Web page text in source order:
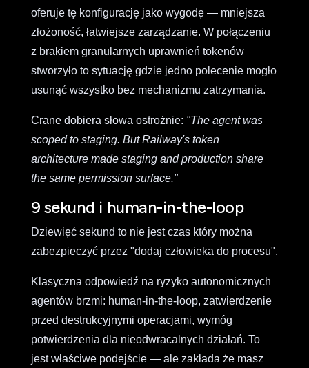
oferuje tę konfigurację jako wygodę — mniejsza
złożoność, łatwiejsze zarządzanie. W połączeniu
z brakiem granularnych uprawnień tokenów
stworzyło to sytuację gdzie jedno polecenie mogło
usunąć wszystko bez mechanizmu zatrzymania.
Crane dobiera słowa ostrożnie: "The agent was
scoped to staging. But Railway's token
architecture made staging and production share
the same permission surface."
9 sekund i human-in-the-loop
Dziewięć sekund to nie jest czas który można
zabezpieczyć przez "dodaj człowieka do procesu".
Klasyczna odpowiedź na ryzyko autonomicznych
agentów brzmi: human-in-the-loop, zatwierdzenie
przed destrukcyjnymi operacjami, wymóg
potwierdzenia dla nieodwracalnych działań. To
jest właściwe podejście — ale zakłada że masz